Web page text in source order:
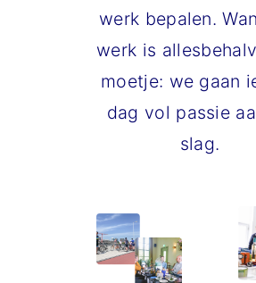
werk bepalen.
werk is
moetje: we gaan
dag vol passie
slag.